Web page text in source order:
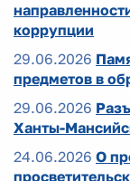
коррупции
29.06.2026
предметов в
29.06.2026
Ханты-
24.06.2026 О